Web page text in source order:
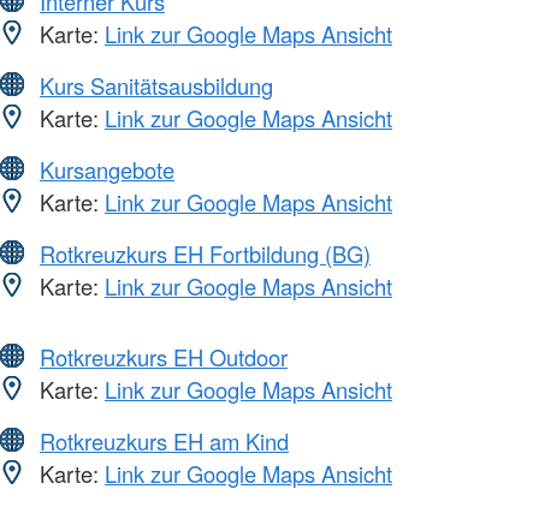
Karte: Link zur Google Maps Ansicht
Kurs Sanitätsausbildung
Karte: Link zur Google Maps Ansicht
Kursangebote
Karte: Link zur Google Maps Ansicht
Rotkreuzkurs EH Fortbildung (BG)
Karte: Link zur Google Maps Ansicht
Rotkreuzkurs EH Outdoor
Karte: Link zur Google Maps Ansicht
Rotkreuzkurs EH am Kind
Karte: Link zur Google Maps Ansicht